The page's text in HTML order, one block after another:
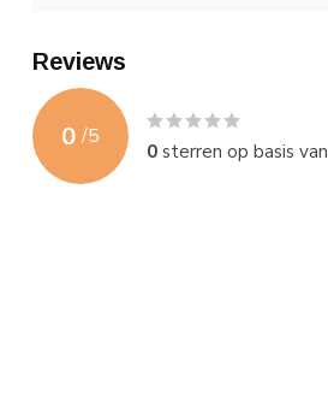
Reviews
0 /5
0sterren op basis van